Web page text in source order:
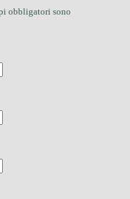
obbligatori sono